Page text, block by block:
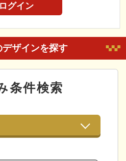
ログイン
デザインを探す
条件検索